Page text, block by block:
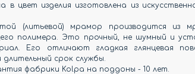
в цвет изделия изготовлена из
(литьевой) мрамор производится из
полимера. Это прочный, не шумный и
Его отличают гладкая глянцевая
срок службы.
фабрики Kolpa на поддоны - 10 лет.